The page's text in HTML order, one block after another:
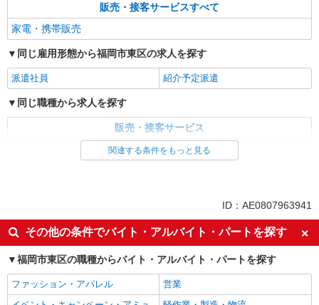
販売・接客サービスすべて
家電・携帯販売
同じ雇用形態から福岡市東区の求人を探す
派遣社員 紹介予定派遣
同じ職種から求人を探す
販売・接客サービス
関連する条件をもっと見る
ID：AE0807963941
その他の条件でバイト・アルバイト・パートを探す
福岡市東区の職種からバイト・アルバイト・パートを探す
ファッション・アパレル
営業